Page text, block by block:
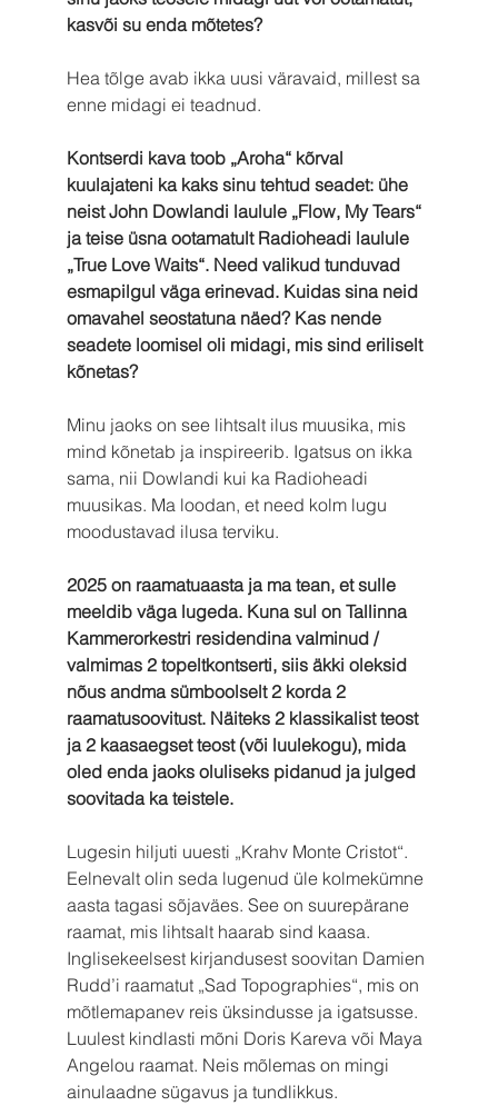
kasvõi su enda mõtetes?
Hea tõlge avab ikka uusi väravaid, millest sa
enne midagi ei teadnud.
Kontserdi kava toob „Aroha“ kõrval
kuulajateni ka kaks sinu tehtud seadet: ühe
neist John Dowlandi laulule „Flow, My Tears“
ja teise üsna ootamatult Radioheadi laulule
„True Love Waits“. Need valikud tunduvad
esmapilgul väga erinevad. Kuidas sina neid
omavahel seostatuna näed? Kas nende
seadete loomisel oli midagi, mis sind eriliselt
kõnetas?
Minu jaoks on see lihtsalt ilus muusika, mis
mind kõnetab ja inspireerib. Igatsus on ikka
sama, nii Dowlandi kui ka Radioheadi
muusikas. Ma loodan, et need kolm lugu
moodustavad ilusa terviku.
2025 on raamatuaasta ja ma tean, et sulle
meeldib väga lugeda. Kuna sul on Tallinna
Kammerorkestri residendina valminud /
valmimas 2 topeltkontserti, siis äkki oleksid
nõus andma sümboolselt 2 korda 2
raamatusoovitust. Näiteks 2 klassikalist teost
ja 2 kaasaegset teost (või luulekogu), mida
oled enda jaoks oluliseks pidanud ja julged
soovitada ka teistele.
Lugesin hiljuti uuesti „Krahv Monte Cristot“.
Eelnevalt olin seda lugenud üle kolmekümne
aasta tagasi sõjaväes. See on suurepärane
raamat, mis lihtsalt haarab sind kaasa.
Inglisekeelsest kirjandusest soovitan Damien
Rudd’i raamatut „Sad Topographies“, mis on
mõtlemapanev reis üksindusse ja igatsusse.
Luulest kindlasti mõni Doris Kareva või Maya
Angelou raamat. Neis mõlemas on mingi
ainulaadne sügavus ja tundlikkus.